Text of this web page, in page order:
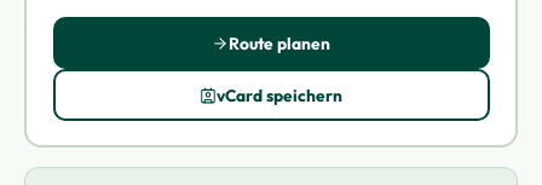
Route planen
vCard speichern